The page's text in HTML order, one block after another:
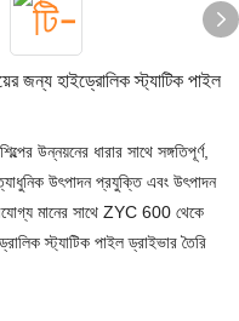
জন্য হাইড্রোলিক স্ট্যাটিক পাইল
উন্নয়নের ধারার সাথে সঙ্গতিপূর্ণ,
উৎপাদন প্রযুক্তি এবং উৎপাদন
মানের সাথে ZYC 600 থেকে
স্ট্যাটিক পাইল ড্রাইভার তৈরি